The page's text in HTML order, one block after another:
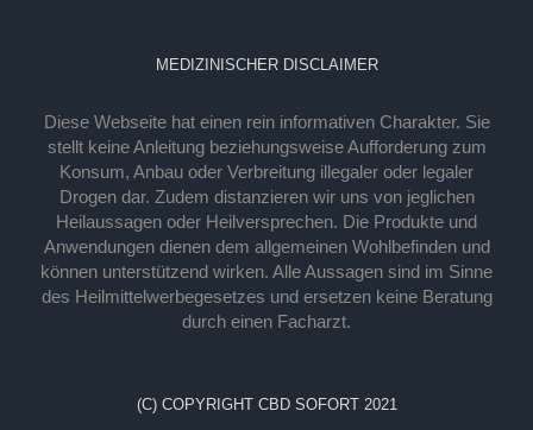
MEDIZINISCHER DISCLAIMER
Diese Webseite hat einen rein informativen Charakter. Sie
stellt keine Anleitung beziehungsweise Aufforderung zum
Konsum, Anbau oder Verbreitung illegaler oder legaler
Drogen dar. Zudem distanzieren wir uns von jeglichen
Heilaussagen oder Heilversprechen. Die Produkte und
Anwendungen dienen dem allgemeinen Wohlbefinden und
können unterstützend wirken. Alle Aussagen sind im Sinne
des Heilmittelwerbegesetzes und ersetzen keine Beratung
durch einen Facharzt.
(C) COPYRIGHT CBD SOFORT 2021